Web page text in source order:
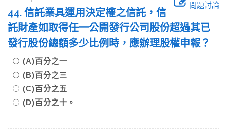
問題討論
44. 信託業具運用決定權之信託，信
託財產如取得任一公開發行公司股份超過其已
發行股份總額多少比例時，應辦理股權申報？
(A)百分之一
(B)百分之三
(C)百分之五
(D)百分之十。